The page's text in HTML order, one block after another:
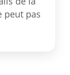
peut pas